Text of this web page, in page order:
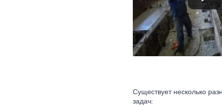
Существует несколько
задач: